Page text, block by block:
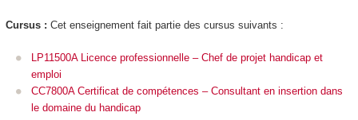
Cursus : Cet enseignement fait partie des cursus suivants :
LP11500A Licence professionnelle – Chef de projet handicap et
emploi
CC7800A Certificat de compétences – Consultant en insertion dans
le domaine du handicap